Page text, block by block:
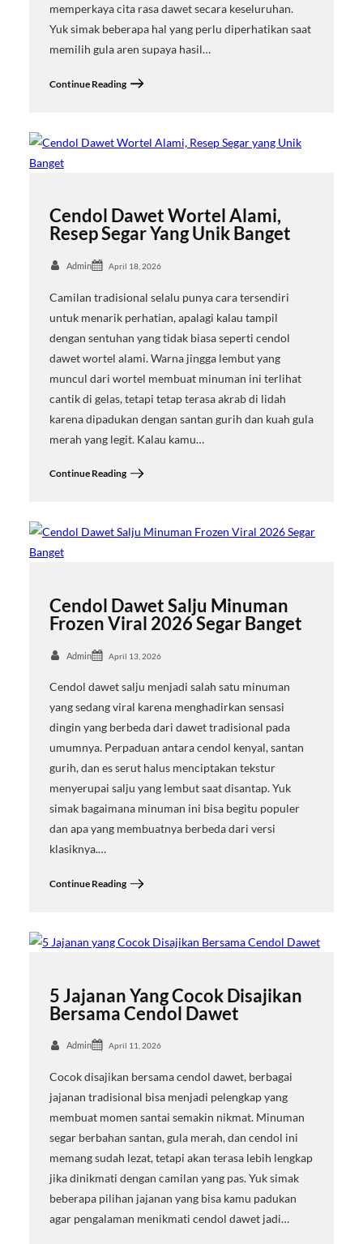
memperkaya cita rasa dawet secara keseluruhan.
Yuk simak beberapa hal yang perlu diperhatikan saat
memilih gula aren supaya hasil…
Continue Reading
Cendol Dawet Wortel Alami,
Resep Segar Yang Unik Banget
Admin April 18, 2026
Camilan tradisional selalu punya cara tersendiri
untuk menarik perhatian, apalagi kalau tampil
dengan sentuhan yang tidak biasa seperti cendol
dawet wortel alami. Warna jingga lembut yang
muncul dari wortel membuat minuman ini terlihat
cantik di gelas, tetapi tetap terasa akrab di lidah
karena dipadukan dengan santan gurih dan kuah gula
merah yang legit. Kalau kamu…
Continue Reading
Cendol Dawet Salju Minuman
Frozen Viral 2026 Segar Banget
Admin April 13, 2026
Cendol dawet salju menjadi salah satu minuman
yang sedang viral karena menghadirkan sensasi
dingin yang berbeda dari dawet tradisional pada
umumnya. Perpaduan antara cendol kenyal, santan
gurih, dan es serut halus menciptakan tekstur
menyerupai salju yang lembut saat disantap. Yuk
simak bagaimana minuman ini bisa begitu populer
dan apa yang membuatnya berbeda dari versi
klasiknya.…
Continue Reading
5 Jajanan Yang Cocok Disajikan
Bersama Cendol Dawet
Admin April 11, 2026
Cocok disajikan bersama cendol dawet, berbagai
jajanan tradisional bisa menjadi pelengkap yang
membuat momen santai semakin nikmat. Minuman
segar berbahan santan, gula merah, dan cendol ini
memang sudah lezat, tetapi akan terasa lebih lengkap
jika dinikmati dengan camilan yang pas. Yuk simak
beberapa pilihan jajanan yang bisa kamu padukan
agar pengalaman menikmati cendol dawet jadi…